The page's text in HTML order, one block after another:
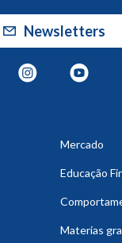
Newsletters
Mercado
Educação
Materias